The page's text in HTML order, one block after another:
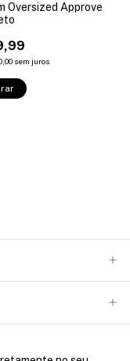
Oversized Approve
sem juros